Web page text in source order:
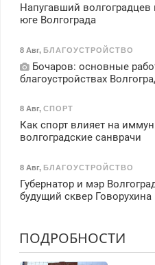
Напугавший
юге Волгограда
8 Авг, БЛАГОУСТРОЙСТВО
Бочаров: основные
благоустройствах
8 Авг, СПОРТ
Как спорт влияет на
волгоградские санврачи
8 Авг, БЛАГОУСТРОЙСТВО
Губернатор и мэр
будущий сквер Говорухина
ПОДРОБНОСТИ